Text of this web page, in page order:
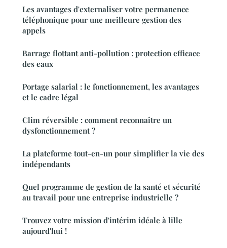
Les avantages d'externaliser votre permanence
téléphonique pour une meilleure gestion des
appels
Barrage flottant anti-pollution : protection efficace
des eaux
Portage salarial : le fonctionnement, les avantages
et le cadre légal
Clim réversible : comment reconnaître un
dysfonctionnement ?
La plateforme tout-en-un pour simplifier la vie des
indépendants
Quel programme de gestion de la santé et sécurité
au travail pour une entreprise industrielle ?
Trouvez votre mission d'intérim idéale à lille
aujourd'hui !